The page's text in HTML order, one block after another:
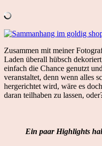
Zusammen mit meiner
Laden überall hübsch
einfach die Chance genutzt
veranstaltet, denn wenn alles
hergerichtet wird, wäre es
daran teilhaben zu lassen,
Ein paar Highlights